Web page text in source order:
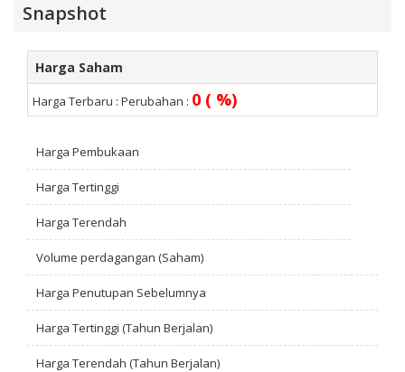
Snapshot
Harga Saham
Harga Terbaru : Perubahan : 0 ( %)
Harga Pembukaan
Harga Tertinggi
Harga Terendah
Volume perdagangan (Saham)
Harga Penutupan Sebelumnya
Harga Tertinggi (Tahun Berjalan)
Harga Terendah (Tahun Berjalan)